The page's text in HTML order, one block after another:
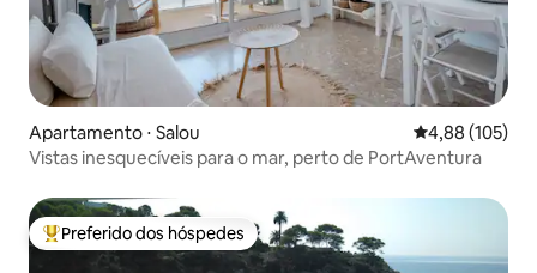
Apartamento ⋅ Salou 4,88 de uma
4,88 (105)
Vistas inesquecíveis para o mar, perto de PortAventura
Entre os melhores preferidos dos hóspedes
Preferido dos hóspedes